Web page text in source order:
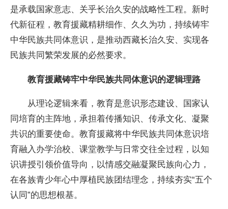
是承载国家意志、关乎长治久安的战略性工程。新时
代新征程，教育援藏精耕细作、久久为功，持续铸牢
中华民族共同体意识，是推动西藏长治久安、实现各
民族共同繁荣发展的必然要求。
教育援藏铸牢中华民族共同体意识的逻辑理路
从理论逻辑来看，教育是意识形态建设、国家认
同培育的主阵地，承担着传播知识、传承文化、凝聚
共识的重要使命。教育援藏将中华民族共同体意识培
育融入办学治校、课堂教学与日常交往全过程，以知
识讲授引领价值导向，以情感交融凝聚民族向心力，
在各族青少年心中厚植民族团结理念，持续夯实“五个
认同”的思想根基。